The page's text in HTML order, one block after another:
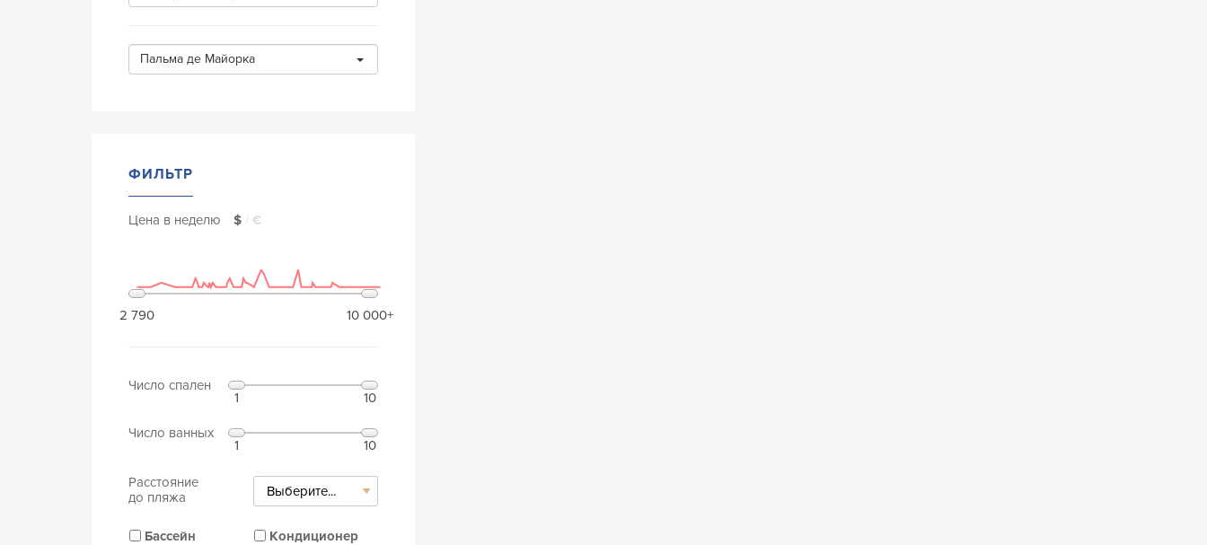
Пальма де Майорка
ФИЛЬТР
Цена в неделю $ / €
2 790 10 000+
Число спален
1 10
Число ванных
1 10
Расстояние
до пляжа
Выберите...
Бассейн
Кондиционер